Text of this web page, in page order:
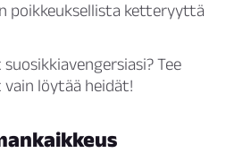
poikkeuksellista ketteryyttä
Tee
löytää heidät!